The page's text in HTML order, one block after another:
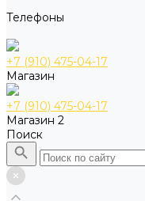
Телефоны
+7 (910) 475-04-17
Магазин
+7 (910) 475-04-17
Магазин 2
Поиск